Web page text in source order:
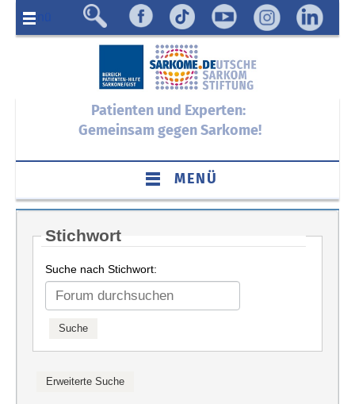
Menü
Patienten und Experten:
Gemeinsam gegen Sarkome!
MENÜ
Stichwort
Suche nach Stichwort: